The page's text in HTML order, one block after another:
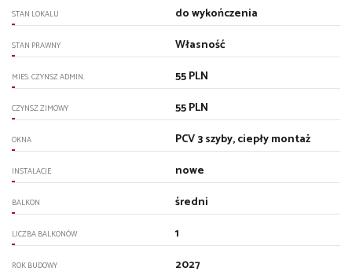
STAN LOKALU do wykończenia
STAN PRAWNY Własność
MIES. CZYNSZ ADMIN. 55 PLN
CZYNSZ ZIMOWY 55 PLN
OKNA PCV 3 szyby, ciepły montaż
INSTALACJE nowe
BALKON średni
LICZBA BALKONÓW 1
ROK BUDOWY 2027